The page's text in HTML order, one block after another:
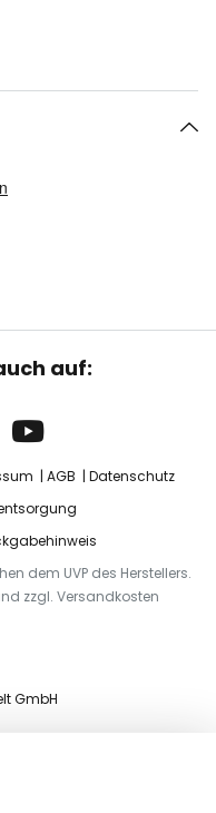
auf:
AGB
Datenschutz
dem UVP des Herstellers.
zzgl. Versandkosten
GmbH